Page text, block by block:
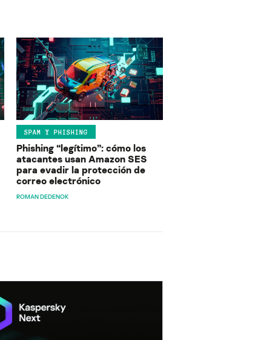
SPAM Y PHISHING
Phishing “legítimo”: cómo los
atacantes usan Amazon SES
para evadir la protección de
correo electrónico
ROMAN DEDENOK